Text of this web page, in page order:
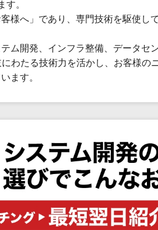
・財務
ステム
ング
サポート
向け
業界向け
特化型
す。
様へ」であり、専門技術を駆使し
ム開発、インフラ整備、データセ
わたる技術力を活かし、お客様の
ます。